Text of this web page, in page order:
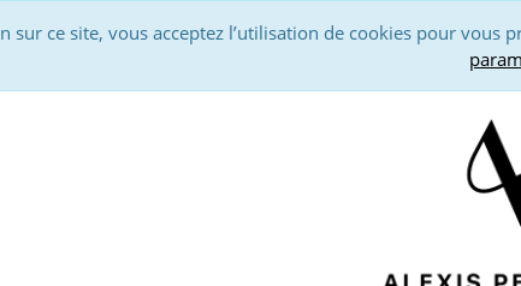
ce site, vous acceptez l’utilisation de cookies pour vous